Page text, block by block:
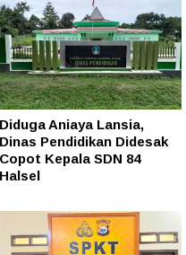
Diduga Aniaya Lansia,
Dinas Pendidikan Didesak
Copot Kepala SDN 84
Halsel